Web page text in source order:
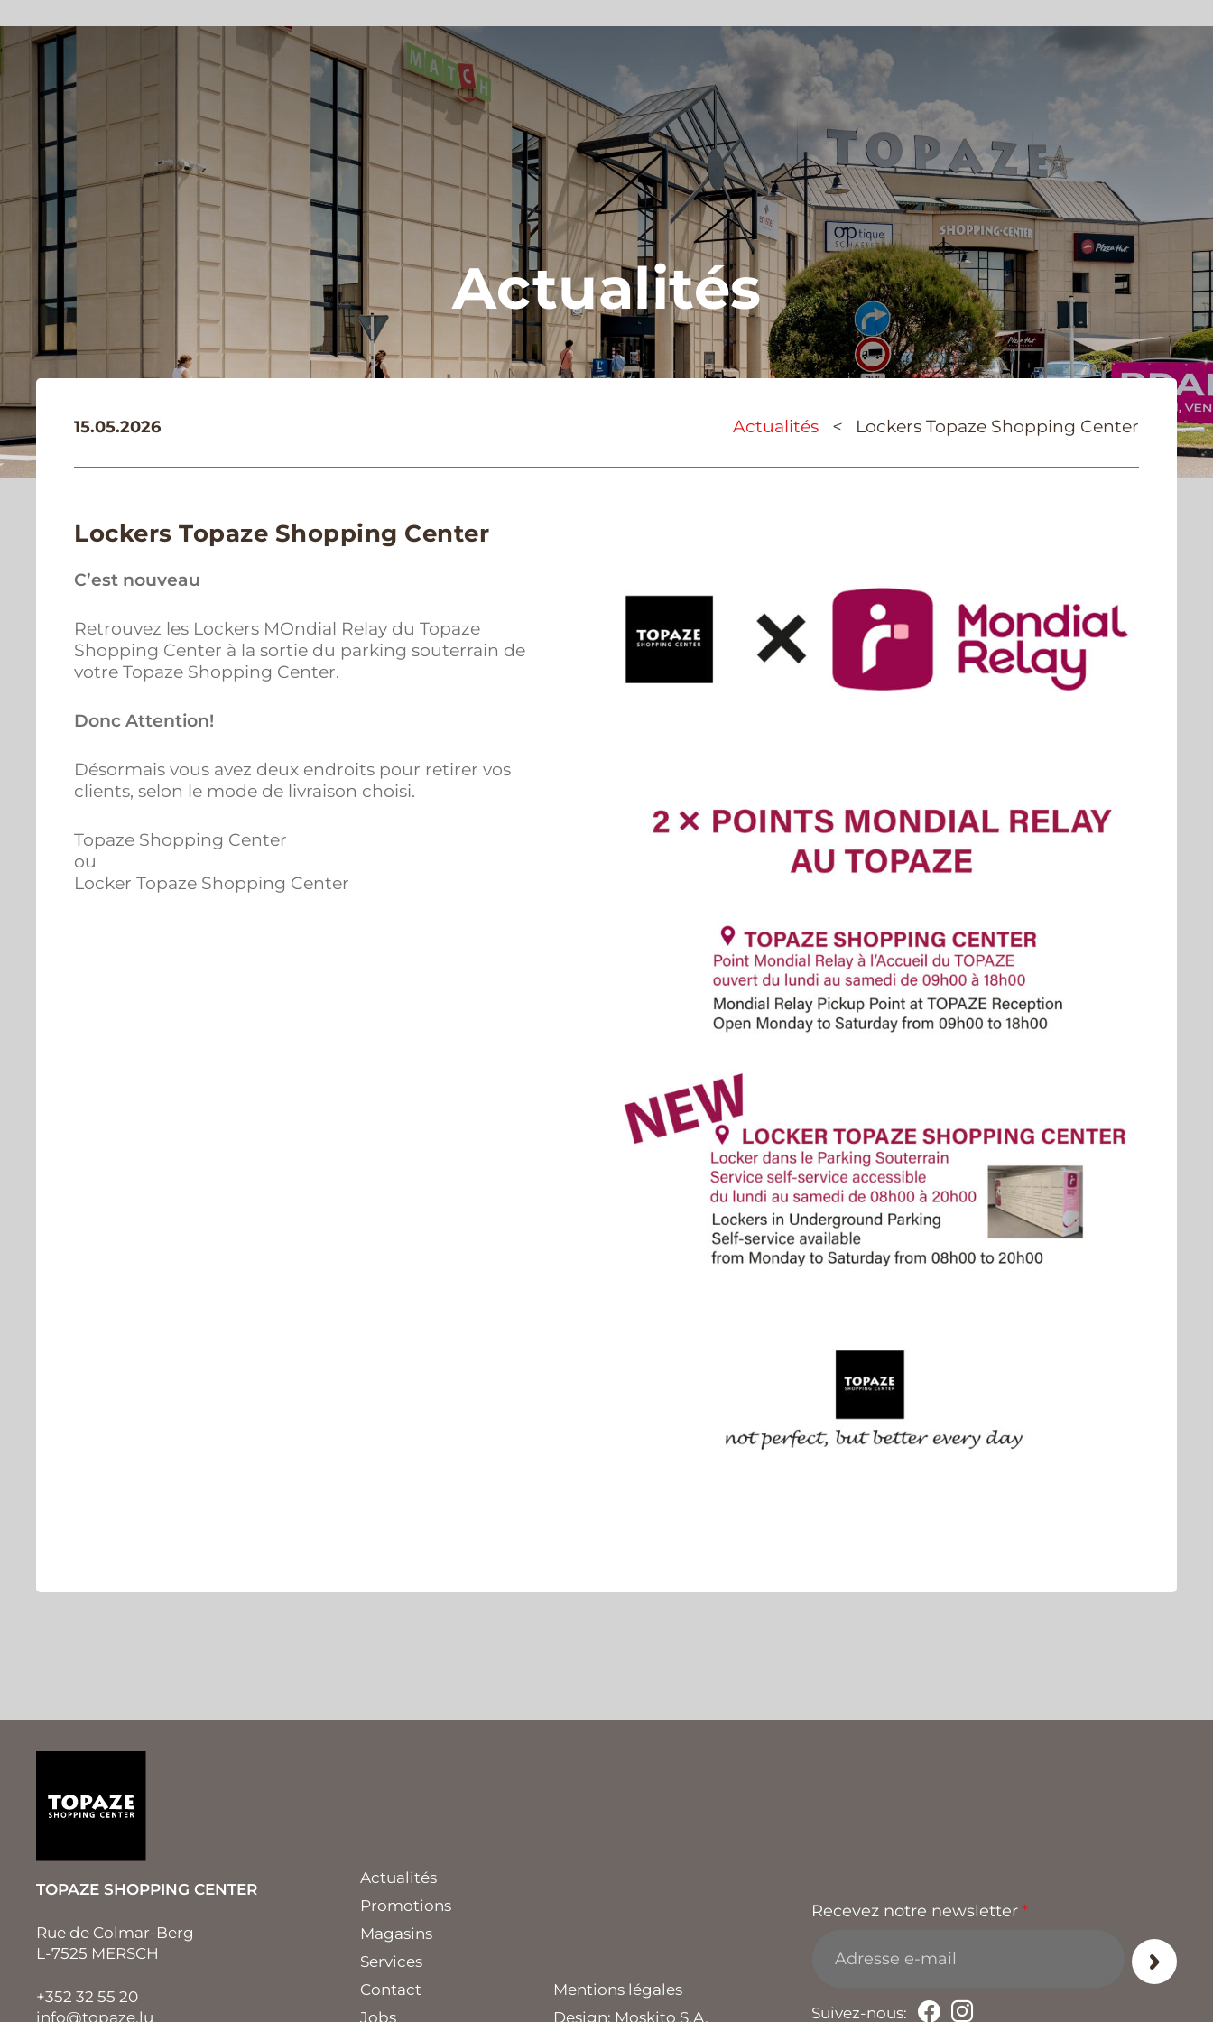
Actualités
15.05.2026 Actualités < Lockers Topaze Shopping Center
Lockers Topaze Shopping Center
C’est nouveau
Retrouvez les Lockers MOndial Relay du Topaze
Shopping Center à la sortie du parking souterrain de
votre Topaze Shopping Center.
Donc Attention!
Désormais vous avez deux endroits pour retirer vos
clients, selon le mode de livraison choisi.
Topaze Shopping Center
ou
Locker Topaze Shopping Center
TOPAZE SHOPPING CENTER
Rue de Colmar-Berg
L-7525 MERSCH
+352 32 55 20
info@topaze.lu
Actualités
Promotions
Magasins
Services
Contact
Jobs
Mentions légales
Design: Moskito S.A.
Recevez notre newsletter*
Suivez-nous: